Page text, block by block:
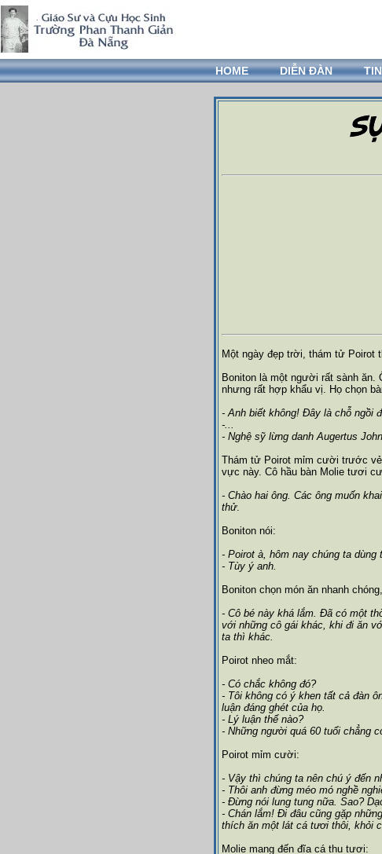
HOME DIỄN ĐÀN
Một ngày đẹp trời, thám tử Poirot
Boniton là một người rất sành ăn.
nhưng rất hợp khẩu vị. Họ chọn
- Anh biết không! Đây là chỗ ngồi
-...
- Nghệ sỹ lừng danh Augertus
Thám tử Poirot mỉm cười trước vẻ
vực này. Cô hầu bàn Molie tươi
- Chào hai ông. Các ông muốn
thử.
Boniton nói:
- Poirot à, hôm nay chúng ta dùng
- Tùy ý anh.
Boniton chọn món ăn nhanh
- Cô bé này khá lắm. Đã có một
với những cô gái khác, khi đi ăn
ta thì khác.
Poirot nheo mắt:
- Có chắc không đó?
- Tôi không có ý khen tất cả đàn
luận đáng ghét của họ.
- Lý luận thế nào?
- Những người quá 60 tuổi chẳng
Poirot mỉm cười:
- Vậy thì chúng ta nên chú ý đến
- Thôi anh đừng méo mó nghề
- Đừng nói lung tung nữa. Sao?
- Chán lắm! Đi đâu cũng gặp
thích ăn một lát cá tươi thôi, khỏi
Molie mang đến đĩa cá thu tươi: